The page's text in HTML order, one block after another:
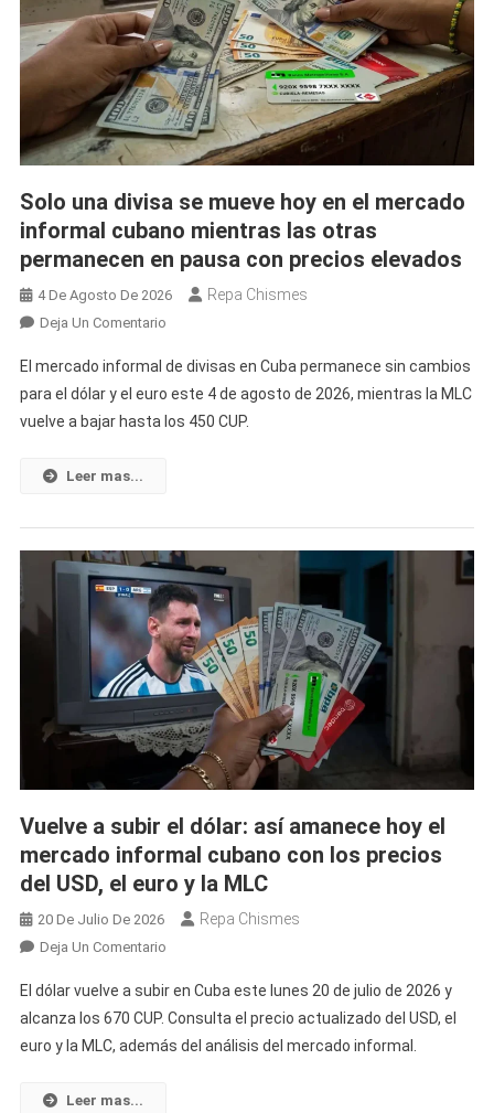
Solo una divisa se mueve hoy en el mercado
informal cubano mientras las otras
permanecen en pausa con precios elevados
4 De Agosto De 2026 Repa Chismes
Deja Un ComentarioEn
Una
Divisa
Se
El
Mercado
Informal
Cubano
Mientras
Las
Otras
Permanecen
En
Pausa
Con
Elevados
El mercado informal de divisas en Cuba permanece sin cambios
para el dólar y el euro este 4 de agosto de 2026, mientras la MLC
vuelve a bajar hasta los 450 CUP.
Leer mas...
Vuelve a subir el dólar: así amanece hoy el
mercado informal cubano con los precios
del USD, el euro y la MLC
20 De Julio De 2026 Repa Chismes
Deja Un ComentarioEn
A
Subir
El
El dólar vuelve a subir en Cuba este lunes 20 de julio de 2026 y
alcanza los 670 CUP. Consulta el precio actualizado del USD, el
euro y la MLC, además del análisis del mercado informal.
Leer mas...